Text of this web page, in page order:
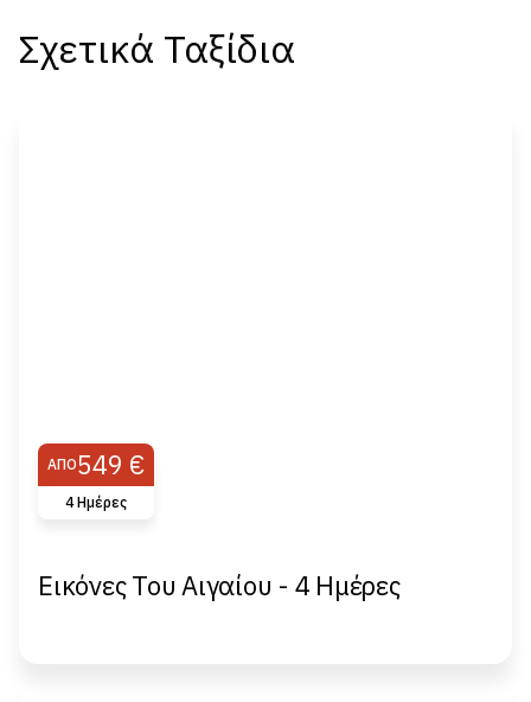
Σχετικά Ταξίδια
ΑΠΌ549 €
4 Ημέρες
Εικόνες Του Αιγαίου - 4 Ημέρες